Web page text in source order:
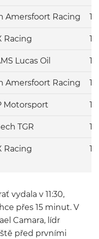
Amersfoort Racing
Racing
Lucas Oil
Amersfoort Racing
Motorsport
TGR
Racing
vydala v 11:30,
přes 15 minut. V
Camara, lídr
před prvními